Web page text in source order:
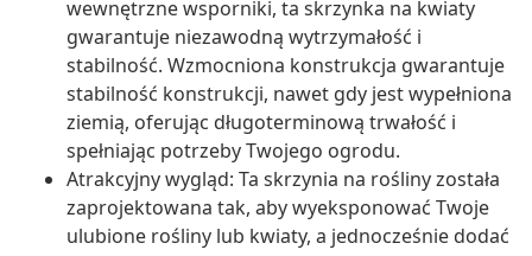
wewnętrzne wsporniki, ta skrzynka na kwiaty
gwarantuje niezawodną wytrzymałość i
stabilność. Wzmocniona konstrukcja gwarantuje
stabilność konstrukcji, nawet gdy jest wypełniona
ziemią, oferując długoterminową trwałość i
spełniając potrzeby Twojego ogrodu.
Atrakcyjny wygląd: Ta skrzynia na rośliny została
zaprojektowana tak, aby wyeksponować Twoje
ulubione rośliny lub kwiaty, a jednocześnie dodać